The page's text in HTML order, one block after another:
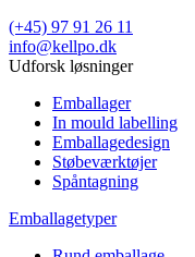
(+45) 97 91 26 11
info@kellpo.dk
Udforsk løsninger
Emballager
In mould labelling
Emballagedesign
Støbeværktøjer
Spåntagning
Emballagetyper